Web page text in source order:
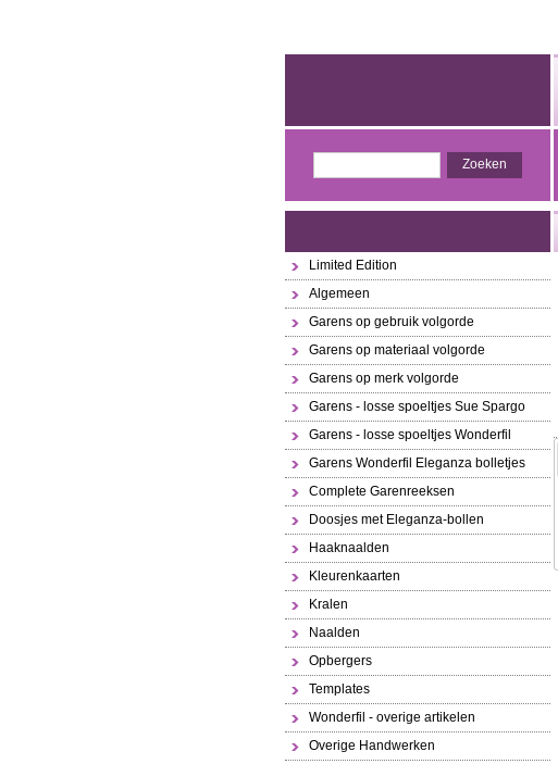
Limited Edition
Algemeen
Garens op gebruik volgorde
Garens op materiaal volgorde
Garens op merk volgorde
Garens - losse spoeltjes Sue Spargo
Garens - losse spoeltjes Wonderfil
Garens Wonderfil Eleganza bolletjes
Complete Garenreeksen
Doosjes met Eleganza-bollen
Haaknaalden
Kleurenkaarten
Kralen
Naalden
Opbergers
Templates
Wonderfil - overige artikelen
Overige Handwerken